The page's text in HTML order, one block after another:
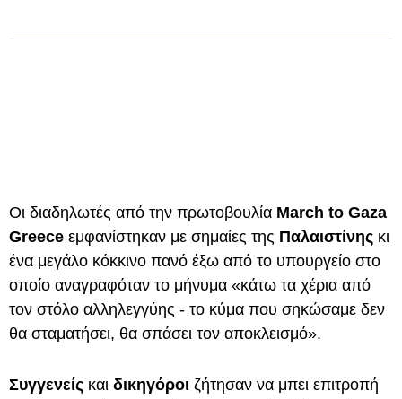
Οι διαδηλωτές από την πρωτοβουλία March to Gaza
Greece εμφανίστηκαν με σημαίες της Παλαιστίνης κι
ένα μεγάλο κόκκινο πανό έξω από το υπουργείο στο
οποίο αναγραφόταν το μήνυμα «κάτω τα χέρια από
τον στόλο αλληλεγγύης - το κύμα που σηκώσαμε δεν
θα σταματήσει, θα σπάσει τον αποκλεισμό».
Συγγενείς και δικηγόροι ζήτησαν να μπει επιτροπή